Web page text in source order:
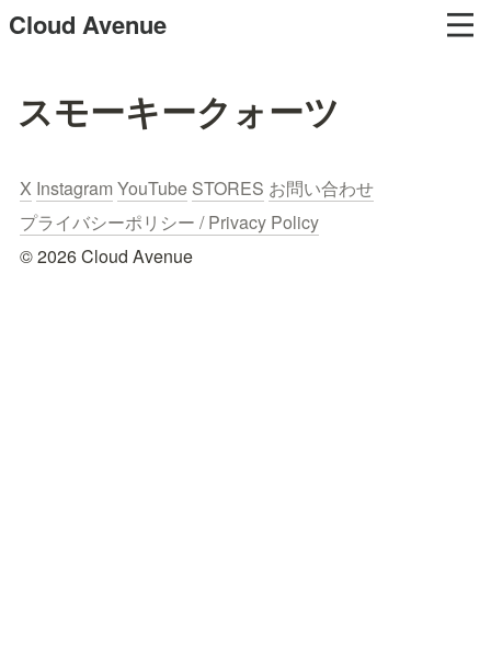
Cloud Avenue
スモーキークォーツ
X Instagram YouTube STORES お問い合わせ
プライバシーポリシー / Privacy Policy
© 2026 Cloud Avenue